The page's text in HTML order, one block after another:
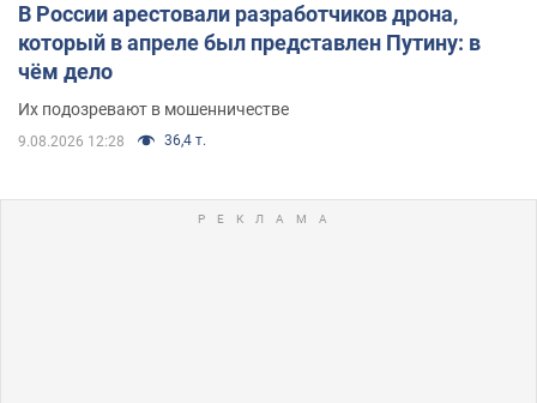
В России арестовали разработчиков дрона,
который в апреле был представлен Путину: в
чём дело
Их подозревают в мошенничестве
9.08.2026 12:28 36,4 т.